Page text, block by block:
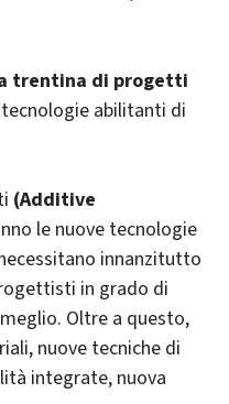
trentina di progetti
abilitanti di
(Additive
le nuove tecnologie
innanzitutto
in grado di
Oltre a questo,
nuove tecniche di
integrate, nuova